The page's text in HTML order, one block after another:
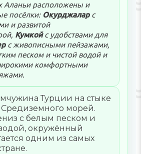
Аланьи расположены и
посёлки: Окурджаларс
и развитой
Кумкойс удобствами для
с живописными пейзажами,
песком и чистой водой и
комфортными
Турции на стыке
Средиземного морей.
с белым песком и
окружённый
одним из самых